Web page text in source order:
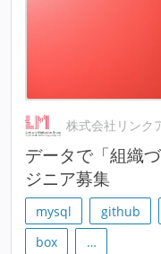
株式会社リンク
データで「組織
ジニア募集
mysql github
box
…